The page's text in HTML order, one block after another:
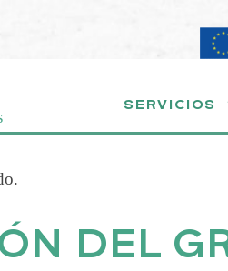
SERVICIOS
DEL